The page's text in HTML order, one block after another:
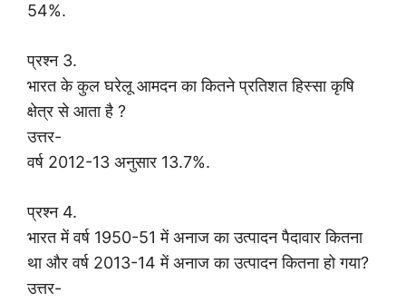
54%.
प्रश्न 3.
भारत के कुल घरेलू आमदन का कितने प्रतिशत हिस्सा कृषि
क्षेत्र से आता है ?
उत्तर-
वर्ष 2012-13 अनुसार 13.7%.
प्रश्न 4.
भारत में वर्ष 1950-51 में अनाज का उत्पादन पैदावार कितना
था और वर्ष 2013-14 में अनाज का उत्पादन कितना हो गया?
उत्तर-